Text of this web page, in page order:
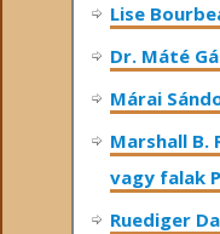
Lise
Dr. Máté
Márai
Marshall B.
vagy falak
Ruediger